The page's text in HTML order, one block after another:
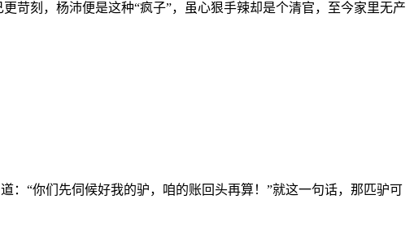
苛刻，杨沛便是这种“疯子”，虽心狠手辣却是个清官，至今家里无产
：“你们先伺候好我的驴，咱的账回头再算！”就这一句话，那匹驴可